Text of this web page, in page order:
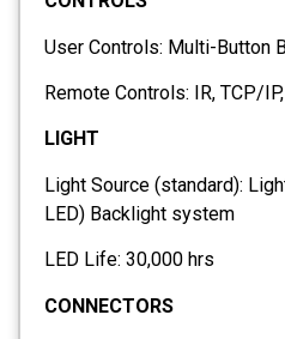
User Controls: Multi-Button
Remote Controls: IR, TCP/
LIGHT
Light Source (standard):
LED) Backlight system
LED Life: 30,000 hrs
CONNECTORS